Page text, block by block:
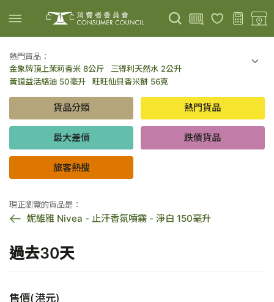
上載圖片 掃描條碼
熱門貨品：
金象牌頂上茉莉香米 8公斤
三得利天然水 2公升
黃道益活絡油 50毫升
旺旺仙貝香米餅 56克
百勝廚新加坡叻沙拉麵 144克
倍樂醇乳酪飲品 - 藍莓 65毫升 x 6
金象牌頂上茉莉香米 5公斤
低鹽/無鹽/低糖/無糖食品
貨品分類 熱門貨品
最大差價 跌價貨品
旅客熱搜
現正瀏覽的貨品是：
妮維雅 Nivea - 止汗香氛噴霧 - 淨白 150毫升
過去30天
售價(港元)